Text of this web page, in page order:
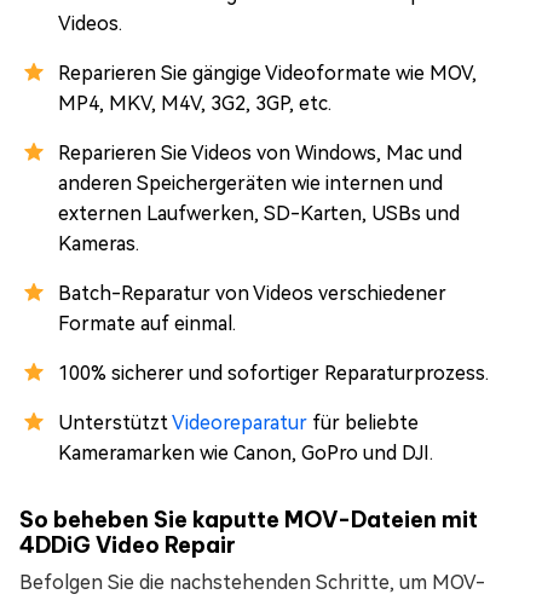
Videos.
Reparieren Sie gängige Videoformate wie MOV,
MP4, MKV, M4V, 3G2, 3GP, etc.
Reparieren Sie Videos von Windows, Mac und
anderen Speichergeräten wie internen und
externen Laufwerken, SD-Karten, USBs und
Kameras.
Batch-Reparatur von Videos verschiedener
Formate auf einmal.
100% sicherer und sofortiger Reparaturprozess.
UnterstütztVideoreparatur für beliebte
Kameramarken wie Canon, GoPro und DJI.
So beheben Sie kaputte MOV-Dateien mit
4DDiG Video Repair
Befolgen Sie die nachstehenden Schritte, um MOV-